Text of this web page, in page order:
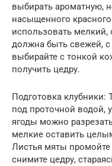
выбирать ароматную,
насыщенного
использовать мелкий,
должна быть свежей,
выбирайте с тонкой
получить цедру.
Подготовка клубники:
под проточной водой,
ягоды можно
мелкие оставить
Листья мяты
снимите цедру,